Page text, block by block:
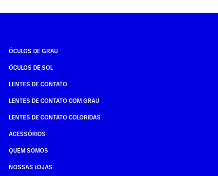
ÓCULOS DE GRAU
ÓCULOS DE SOL
LENTES DE CONTATO
LENTES DE CONTATO COM GRAU
LENTES DE CONTATO COLORIDAS
ACESSÓRIOS
QUEM SOMOS
NOSSAS LOJAS